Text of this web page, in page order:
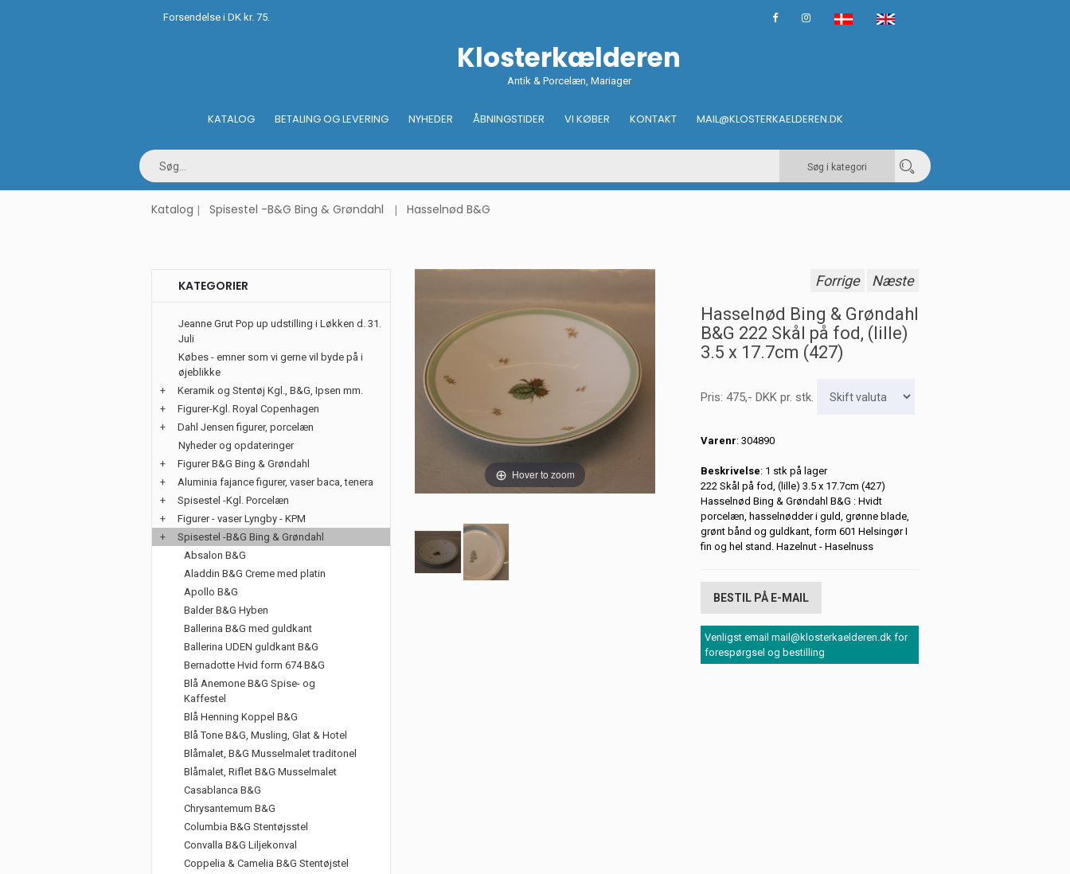
Forsendelse i DK kr. 75.
Klosterkælderen
Antik & Porcelæn, Mariager
KATALOG BETALING OG LEVERING NYHEDER ÅBNINGSTIDER VI KØBER KONTAKT MAIL@KLOSTERKAELDEREN.DK
Søg i kategori
Katalog Spisestel -B&G Bing & Grøndahl Hasselnød B&G
KATEGORIER
Jeanne Grut Pop up udstilling i Løkken d. 31.
Juli
Købes - emner som vi gerne vil byde på i
øjeblikke
+
Keramik og Stentøj Kgl., B&G, Ipsen mm.
+
Figurer-Kgl. Royal Copenhagen
+
Dahl Jensen figurer, porcelæn
Nyheder og opdateringer
+
Figurer B&G Bing & Grøndahl
+
Aluminia fajance figurer, vaser baca, tenera
+
Spisestel -Kgl. Porcelæn
+
Figurer - vaser Lyngby - KPM
+
Spisestel -B&G Bing & Grøndahl
Absalon B&G
Aladdin B&G Creme med platin
Apollo B&G
Balder B&G Hyben
Ballerina B&G med guldkant
Ballerina UDEN guldkant B&G
Bernadotte Hvid form 674 B&G
Blå Anemone B&G Spise- og
Kaffestel
Blå Henning Koppel B&G
Blå Tone B&G, Musling, Glat & Hotel
Blåmalet, B&G Musselmalet traditonel
Blåmalet, Riflet B&G Musselmalet
Casablanca B&G
Chrysantemum B&G
Columbia B&G Stentøjsstel
Convalla B&G Liljekonval
Coppelia & Camelia B&G Stentøjstel
Hover to zoom
Forrige Næste
Hasselnød Bing & Grøndahl
B&G 222 Skål på fod, (lille)
3.5 x 17.7cm (427)
Pris: 475,- DKKpr. stk.
Varenr: 304890
Beskrivelse: 1 stk på lager
222 Skål på fod, (lille) 3.5 x 17.7cm (427)
Hasselnød Bing & Grøndahl B&G : Hvidt
porcelæn, hasselnødder i guld, grønne blade,
grønt bånd og guldkant, form 601 Helsingør I
fin og hel stand. Hazelnut - Haselnuss
BESTIL PÅ E-MAIL
Venligst email mail@klosterkaelderen.dk for
forespørgsel og bestilling